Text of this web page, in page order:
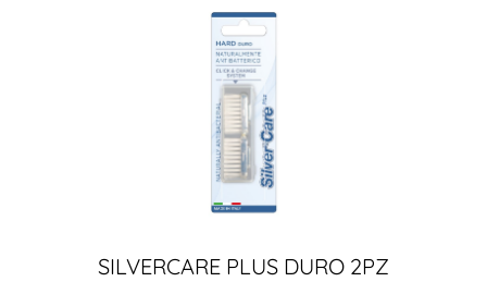
SILVERCARE PLUS DURO 2PZ